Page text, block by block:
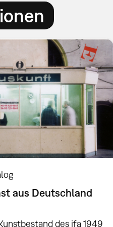
aus Deutschland
des ifa 1949